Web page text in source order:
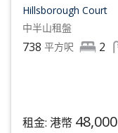
Hillsborough Court
中半山租盤
738 平方呎 2
租金: 港幣 48,000